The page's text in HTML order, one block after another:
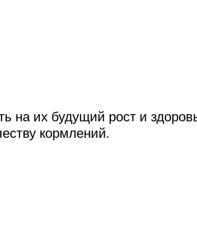
на их будущий рост и
кормлений.